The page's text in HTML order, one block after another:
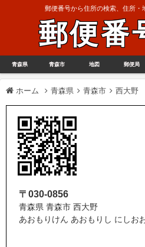
郵便番号から住所の検索、住所・
郵便番
青森県 青森市 地図 郵便局
ホーム 青森県 青森市 西大野
〒030-0856
青森県 青森市 西大野
あおもりけん あおもりし にしお